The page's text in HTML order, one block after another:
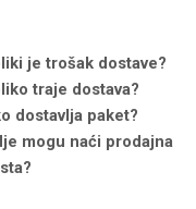
je trošak dostave?
traje dostava?
dostavlja paket?
mogu naći prodajna
Space